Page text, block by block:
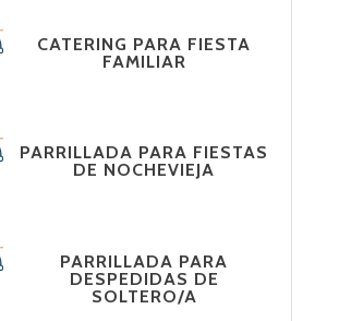
CATERING PARA FIESTA
FAMILIAR
PARRILLADA PARA FIESTAS
DE NOCHEVIEJA
PARRILLADA PARA
DESPEDIDAS DE
SOLTERO/A